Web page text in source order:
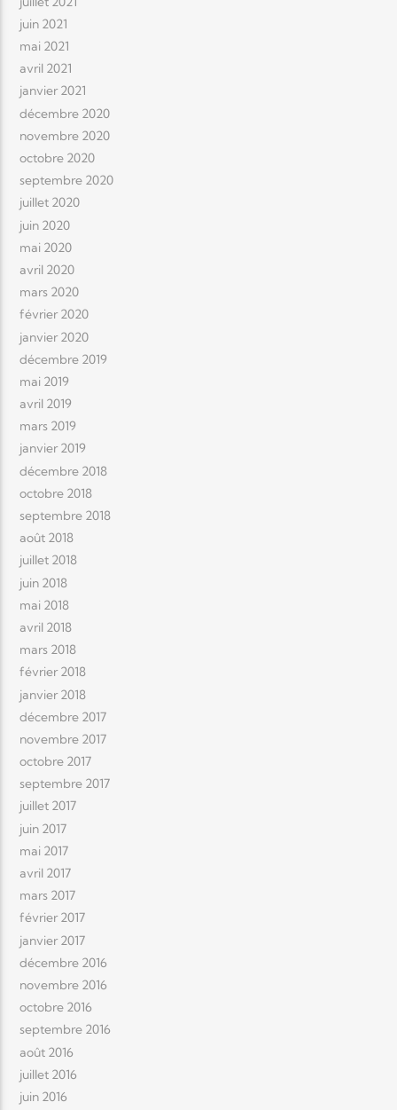
juin 2021
mai 2021
avril 2021
janvier 2021
décembre 2020
novembre 2020
octobre 2020
septembre 2020
juillet 2020
juin 2020
mai 2020
avril 2020
mars 2020
février 2020
janvier 2020
décembre 2019
mai 2019
avril 2019
mars 2019
janvier 2019
décembre 2018
octobre 2018
septembre 2018
août 2018
juillet 2018
juin 2018
mai 2018
avril 2018
mars 2018
février 2018
janvier 2018
décembre 2017
novembre 2017
octobre 2017
septembre 2017
juillet 2017
juin 2017
mai 2017
avril 2017
mars 2017
février 2017
janvier 2017
décembre 2016
novembre 2016
octobre 2016
septembre 2016
août 2016
juillet 2016
juin 2016